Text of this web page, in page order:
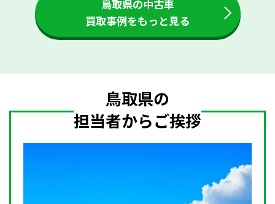
鳥取県の中古車
買取事例をもっと見る
鳥取県の
担当者からご挨拶